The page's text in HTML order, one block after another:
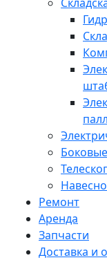
Ремонт
Аренда
Запчасти
Доставка и